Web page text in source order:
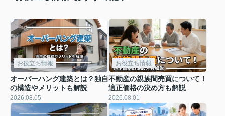
お役立ち情報
オーバーハング建築とは？独自
の構造やメリットも解説
2026.08.05
お役立ち情報
不動産の親族間売買について！
適正価格の決め方も解説
2026.08.01